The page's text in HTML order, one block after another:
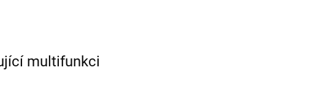
multifunkci